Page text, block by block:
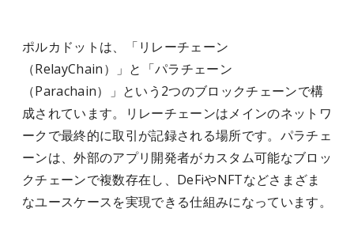
ポルカドットは、「リレーチェーン
（RelayChain）」と「パラチェーン
（Parachain）」という2つのブロックチェーンで構
成されています。リレーチェーンはメインのネットワ
ークで最終的に取引が記録される場所です。パラチェ
ーンは、外部のアプリ開発者がカスタム可能なブロッ
クチェーンで複数存在し、DeFiやNFTなどさまざま
なユースケースを実現できる仕組みになっています。